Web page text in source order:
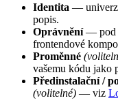
Identita —
popis.
Oprávnění— pod
frontendové
Proměnné
vašemu kódu jako
Předinstalační /
(volitelné) — viz